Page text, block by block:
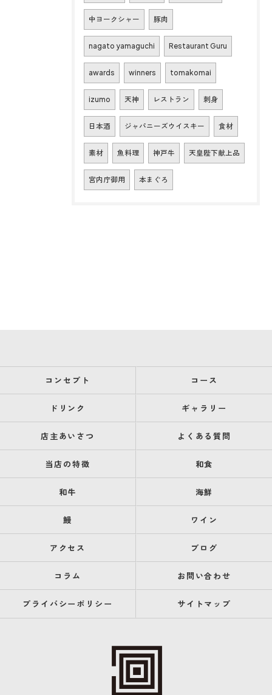
中ヨークシャー 豚肉
nagato yamaguchi Restaurant Guru
awards winners tomakomai
izumo 天神 レストラン 刺身
日本酒 ジャパニーズウイスキー 食材
素材 魚料理 神戸牛 天皇陛下献上品
宮内庁御用 本まぐろ
コンセプト コース
ドリンク ギャラリー
店主あいさつ よくある質問
当店の特徴 和食
和牛 海鮮
鰻 ワイン
アクセス ブログ
コラム お問い合わせ
プライバシーポリシー サイトマップ